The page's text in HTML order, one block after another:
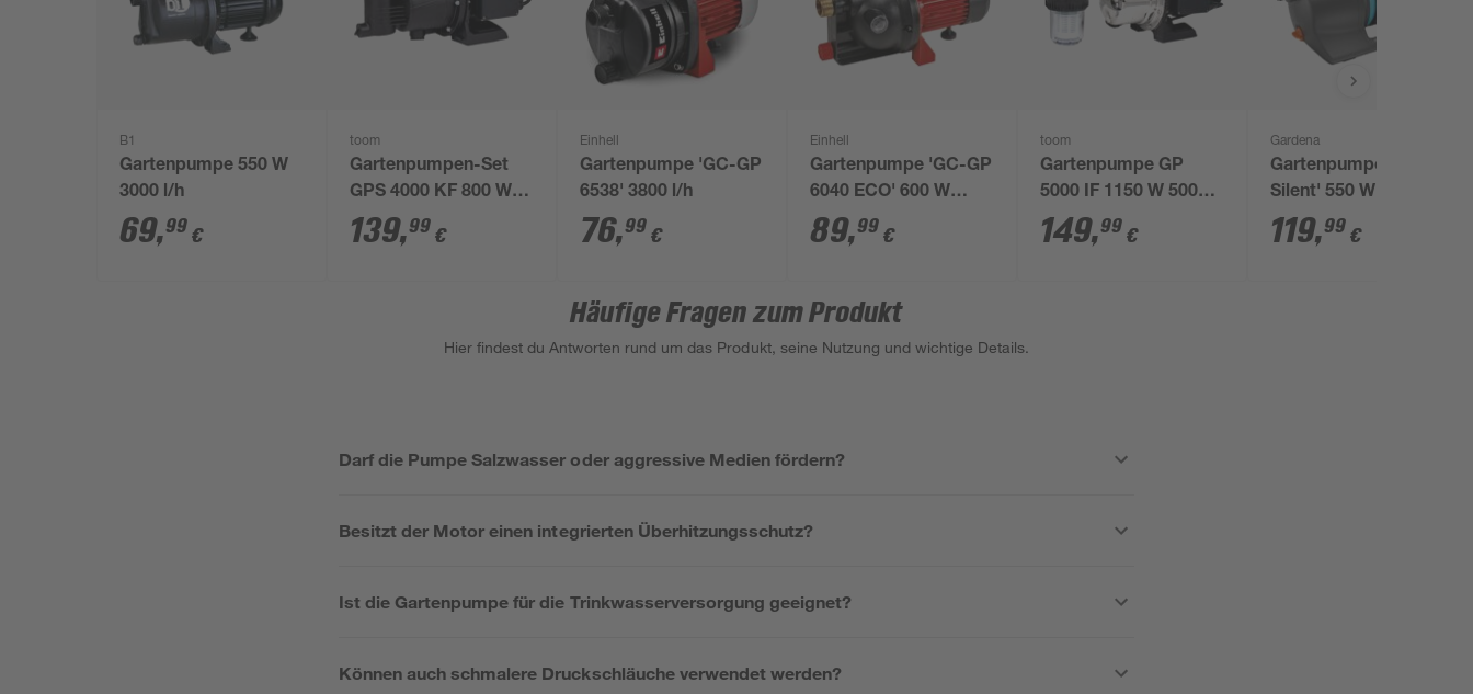
B1
Gartenpumpe 550 W
3000 l/h
69,99 €
toom
Gartenpumpen-Set
GPS 4000 KF 800 W
4000 l/h
139,99 €
Einhell
Gartenpumpe 'GC-GP
6538' 3800 l/h
76,99 €
Einhell
Gartenpumpe 'GC-GP
6040 ECO' 600 W
4000 l/h
89,99 €
toom
Gartenpumpe GP
5000 IF 1150 W 5000
l/h
149,99 €
Gardena
Gartenpumpe '4100
Silent' 550 W 4100 l/h
119,99 €
Häufige Fragen zum Produkt
Hier findest du Antworten rund um das Produkt, seine Nutzung und wichtige Details.
Darf die Pumpe Salzwasser oder aggressive Medien fördern?
Besitzt der Motor einen integrierten Überhitzungsschutz?
Ist die Gartenpumpe für die Trinkwasserversorgung geeignet?
Können auch schmalere Druckschläuche verwendet werden?